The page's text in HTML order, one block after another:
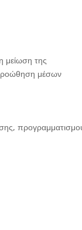
μείωση της
μέσων